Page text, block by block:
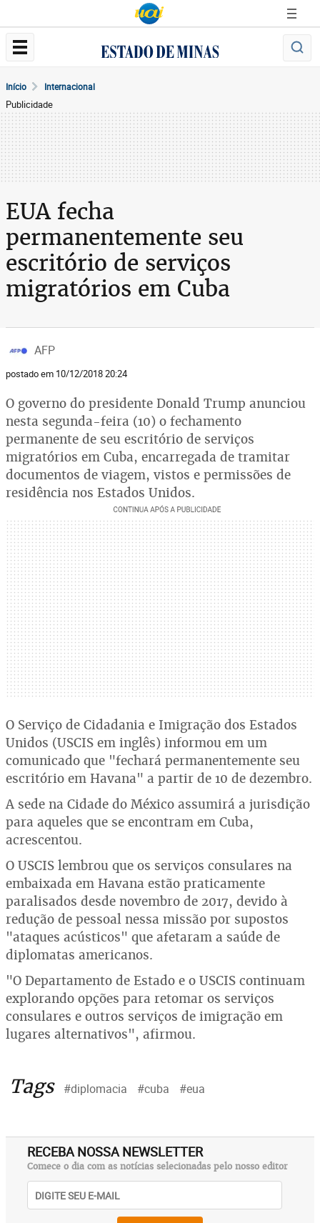
Início Internacional
Publicidade
EUA fecha
permanentemente seu
escritório de serviços
migratórios em Cuba
AFP
postado em 10/12/2018 20:24
O governo do presidente Donald Trump anunciou
nesta segunda-feira (10) o fechamento
permanente de seu escritório de serviços
migratórios em Cuba, encarregada de tramitar
documentos de viagem, vistos e permissões de
residência nos Estados Unidos.
O Serviço de Cidadania e Imigração dos Estados
Unidos (USCIS em inglês) informou em um
comunicado que "fechará permanentemente seu
escritório em Havana" a partir de 10 de dezembro.
A sede na Cidade do México assumirá a jurisdição
para aqueles que se encontram em Cuba,
acrescentou.
O USCIS lembrou que os serviços consulares na
embaixada em Havana estão praticamente
paralisados desde novembro de 2017, devido à
redução de pessoal nessa missão por supostos
"ataques acústicos" que afetaram a saúde de
diplomatas americanos.
"O Departamento de Estado e o USCIS continuam
explorando opções para retomar os serviços
consulares e outros serviços de imigração em
lugares alternativos", afirmou.
Tags #diplomacia #cuba #eua
RECEBA NOSSA NEWSLETTER
Comece o dia com as notícias selecionadas pelo nosso editor